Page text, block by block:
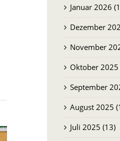
Januar 2026
Dezember
November
Oktober 2025
September
August 2025
Juli 2025 (13)